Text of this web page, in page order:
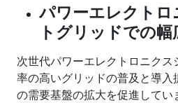
パワーエレクト
トグリッドでの
次世代パワーエレクトロニク
率の高いグリッドの普及と導
の需要基盤の拡大を促進して